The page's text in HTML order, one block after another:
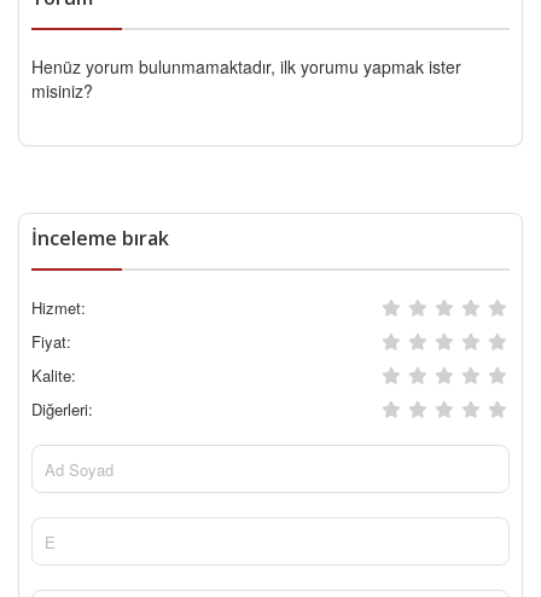
Henüz yorum bulunmamaktadır, ilk yorumu yapmak ister
misiniz?
İnceleme bırak
Hizmet:
Fiyat:
Kalite:
Diğerleri: